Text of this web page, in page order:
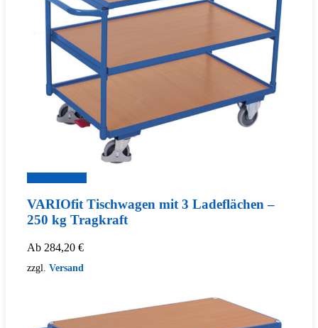
VARIOfit Tischwagen mit 3 Ladeflächen –
250 kg Tragkraft
Ab 284,20 €
zzgl. Versand